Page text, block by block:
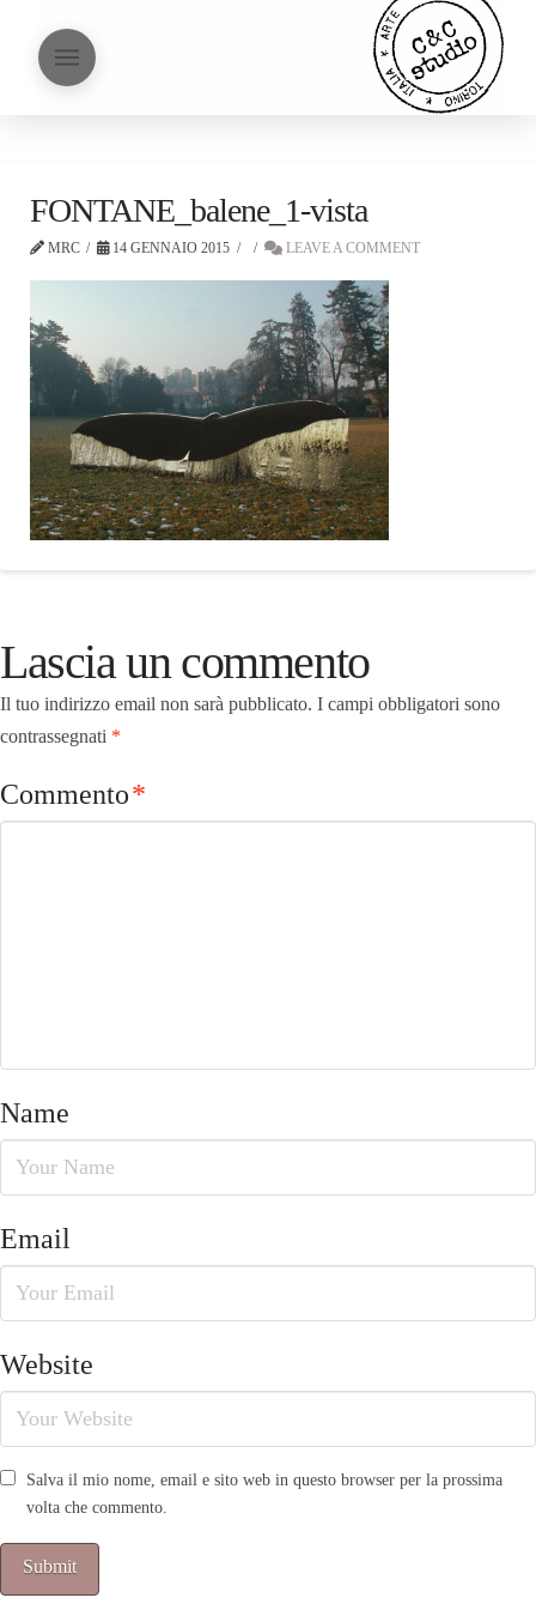
FONTANE_balene_1-vista
MRC 14 GENNAIO 2015 LEAVE A COMMENT
Lascia un commento
Il tuo indirizzo email non sarà pubblicato. I campi obbligatori sono
contrassegnati *
Commento*
Name
Email
Website
Salva il mio nome, email e sito web in questo browser per la prossima
volta che commento.